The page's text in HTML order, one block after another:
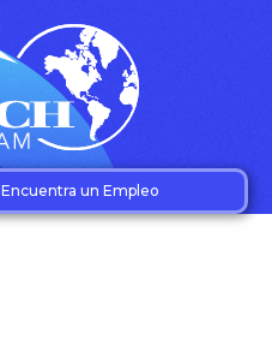
Encuentra un Empleo